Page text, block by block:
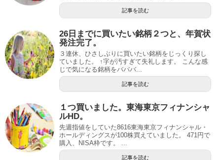
記事を読む
26日までに買いたい銘柄２つと、年賀状
発注完了。
３連休、ひさしぶりに買いたい銘柄をじっくり探し
ていました。 ↑字が汚すぎて失礼します。 こんな感
じで気になる銘柄をバババ...
記事を読む
１つ買いました。東海東京フィナンシャ
ルHD。
先週指値をしていた8616東海東京フィナンシャル・
ホールディングスが100株買えていました。 471円で
購入、NISA枠です。 ...
記事を読む